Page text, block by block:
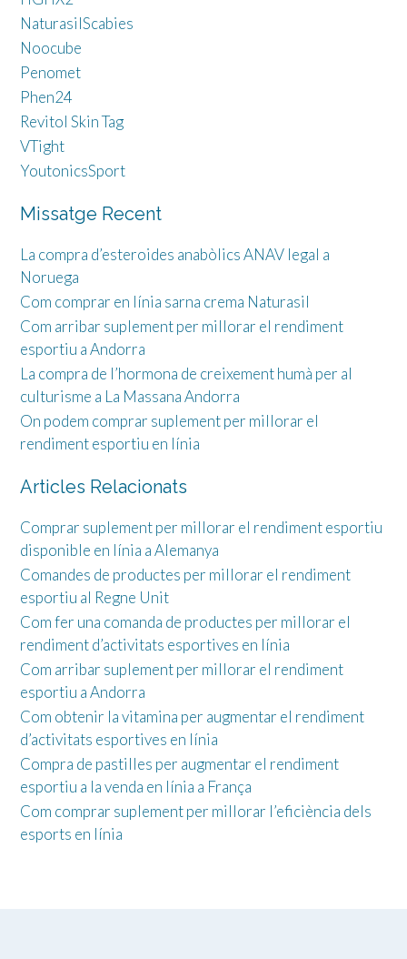
NaturasilScabies
Noocube
Penomet
Phen24
Revitol Skin Tag
VTight
YoutonicsSport
Missatge Recent
La compra d’esteroides anabòlics ANAV legal a
Noruega
Com comprar en línia sarna crema Naturasil
Com arribar suplement per millorar el rendiment
esportiu a Andorra
La compra de l’hormona de creixement humà per al
culturisme a La Massana Andorra
On podem comprar suplement per millorar el
rendiment esportiu en línia
Articles Relacionats
Comprar suplement per millorar el rendiment esportiu
disponible en línia a Alemanya
Comandes de productes per millorar el rendiment
esportiu al Regne Unit
Com fer una comanda de productes per millorar el
rendiment d’activitats esportives en línia
Com arribar suplement per millorar el rendiment
esportiu a Andorra
Com obtenir la vitamina per augmentar el rendiment
d’activitats esportives en línia
Compra de pastilles per augmentar el rendiment
esportiu a la venda en línia a França
Com comprar suplement per millorar l’eficiència dels
esports en línia